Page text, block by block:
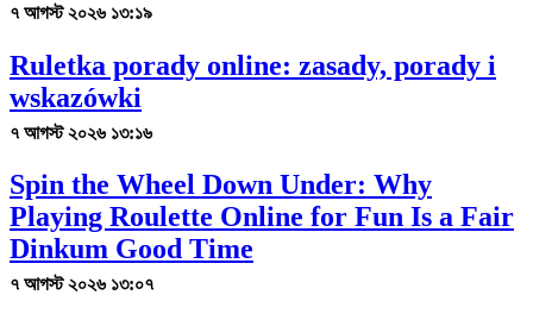
৭ আগস্ট ২০২৬ ১৩:১৯
Ruletka porady online: zasady, porady i
wskazówki
৭ আগস্ট ২০২৬ ১৩:১৬
Spin the Wheel Down Under: Why
Playing Roulette Online for Fun Is a Fair
Dinkum Good Time
৭ আগস্ট ২০২৬ ১৩:০৭